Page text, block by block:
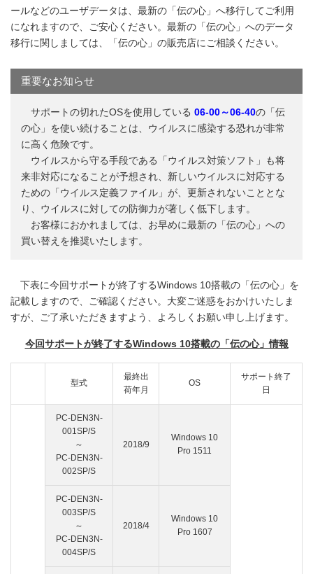
ールなどのユーザデータは、最新の「伝の心」へ移行してご利用
になれますので、ご安心ください。最新の「伝の心」へのデータ
移行に関しましては、「伝の心」の販売店にご相談ください。
重要なお知らせ
サポートの切れたOSを使用している 06-00～06-40の「伝
の心」を使い続けることは、ウイルスに感染する恐れが非常
に高く危険です。
ウイルスから守る手段である「ウイルス対策ソフト」も将
来非対応になることが予想され、新しいウイルスに対応する
ための「ウイルス定義ファイル」が、更新されないこととな
り、ウイルスに対しての防御力が著しく低下します。
お客様におかれましては、お早めに最新の「伝の心」への
買い替えを推奨いたします。
下表に今回サポートが終了するWindows 10搭載の「伝の心」を
記載しますので、ご確認ください。大変ご迷惑をおかけいたしま
すが、ご了承いただきますよう、よろしくお願い申し上げます。
今回サポートが終了するWindows 10搭載の「伝の心」情報
型式
最終出
荷年月
OS
サポート終了
日
PC-DEN3N-
001SP/S
～
PC-DEN3N-
002SP/S
2018/9
Windows 10
Pro 1511
PC-DEN3N-
003SP/S
～
PC-DEN3N-
004SP/S
2018/4
Windows 10
Pro 1607